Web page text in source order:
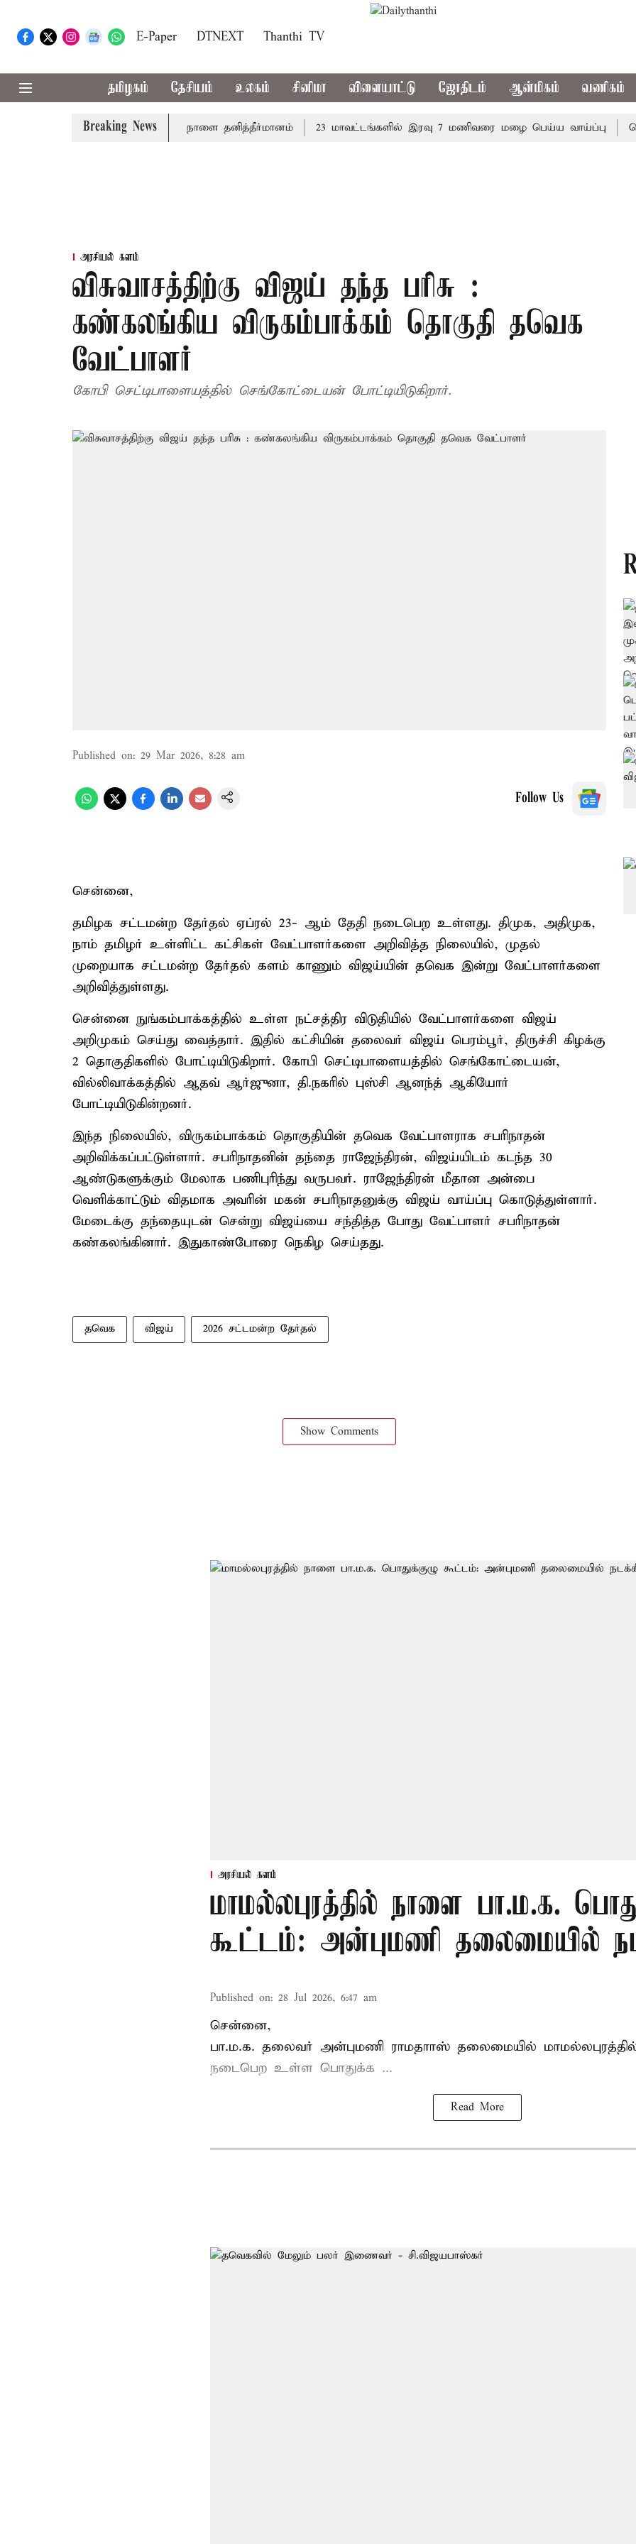
E-Paper DTNEXT Thanthi TV
தமிழகம் தேசியம் உலகம் சினிமா விளையாட்டு ஜோதிடம் ஆன்மிகம் வணிகம்
Breaking News
வாழ்த்து: சட்டமன்றத்தில் நாளை தனித்தீர்மானம் 23 மாவட்டங்களில் இரவு 7 மணிவரை மழை பெய்ய வாய்ப்பு
அரசியல் களம்
விசுவாசத்திற்கு விஜய் தந்த பரிசு :
கண்கலங்கிய விருகம்பாக்கம் தொகுதி தவெக
வேட்பாளர்
கோபி செட்டிபாளையத்தில் செங்கோட்டையன் போட்டியிடுகிறார்.
Published on: 29 Mar 2026, 8:28 am
Follow Us
சென்னை,
தமிழக சட்டமன்ற தேர்தல் ஏப்ரல் 23- ஆம் தேதி நடைபெற உள்ளது. திமுக, அதிமுக,
நாம் தமிழர் உள்ளிட்ட கட்சிகள் வேட்பாளர்களை அறிவித்த நிலையில், முதல்
முறையாக சட்டமன்ற தேர்தல் களம் காணும் விஜய்யின் தவெக இன்று வேட்பாளர்களை
அறிவித்துள்ளது.
சென்னை நுங்கம்பாக்கத்தில் உள்ள நட்சத்திர விடுதியில் வேட்பாளர்களை விஜய்
அறிமுகம் செய்து வைத்தார். இதில் கட்சியின் தலைவர் விஜய் பெரம்பூர், திருச்சி கிழக்கு
2 தொகுதிகளில் போட்டியிடுகிறார். கோபி செட்டிபாளையத்தில் செங்கோட்டையன்,
வில்லிவாக்கத்தில் ஆதவ் ஆர்ஜுனா, தி.நகரில் புஸ்சி ஆனந்த் ஆகியோர்
போட்டியிடுகின்றனர்.
இந்த நிலையில், விருகம்பாக்கம் தொகுதியின் தவெக வேட்பாளராக சபரிநாதன்
அறிவிக்கப்பட்டுள்ளார். சபரிநாதனின் தந்தை ராஜேந்திரன், விஜய்யிடம் கடந்த 30
ஆண்டுகளுக்கும் மேலாக பணிபுரிந்து வருபவர். ராஜேந்திரன் மீதான அன்பை
வெளிக்காட்டும் விதமாக அவரின் மகன் சபரிநாதனுக்கு விஜய் வாய்ப்பு கொடுத்துள்ளார்.
மேடைக்கு தந்தையுடன் சென்று விஜய்யை சந்தித்த போது வேட்பாளர் சபரிநாதன்
கண்கலங்கினார். இதுகாண்போரை நெகிழ செய்தது.
தவெக விஜய் 2026 சட்டமன்ற தேர்தல்
Show Comments
அரசியல் களம்
மாமல்லபுரத்தில் நாளை பா.ம.க.
கூட்டம்: அன்புமணி தலைமையில்
Published on: 28 Jul 2026, 6:47 am
சென்னை,
பா.ம.க. தலைவர் அன்புமணி ராமதாாஸ் தலைமையில்
நடைபெற உள்ள பொதுக்க ...
Read More